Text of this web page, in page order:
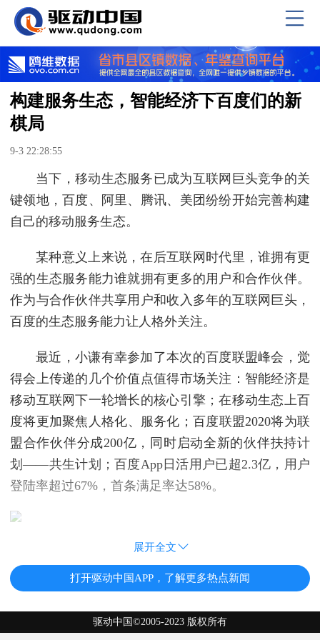
构建服务生态，智能经济下百度们的新
棋局
9-3 22:28:55
当下，移动生态服务已成为互联网巨头竞争的关
键领地，百度、阿里、腾讯、美团纷纷开始完善构建
自己的移动服务生态。
某种意义上来说，在后互联网时代里，谁拥有更
强的生态服务能力谁就拥有更多的用户和合作伙伴。
作为与合作伙伴共享用户和收入多年的互联网巨头，
百度的生态服务能力让人格外关注。
最近，小谦有幸参加了本次的百度联盟峰会，觉
得会上传递的几个价值点值得市场关注：智能经济是
移动互联网下一轮增长的核心引擎；在移动生态上百
度将更加聚焦人格化、服务化；百度联盟2020将为联
盟合作伙伴分成200亿，同时启动全新的伙伴扶持计
划——共生计划；百度App日活用户已超2.3亿，用户
登陆率超过67%，首条满足率达58%。
展开全文
打开驱动中国APP，了解更多热点新闻
驱动中国©2005-2023 版权所有